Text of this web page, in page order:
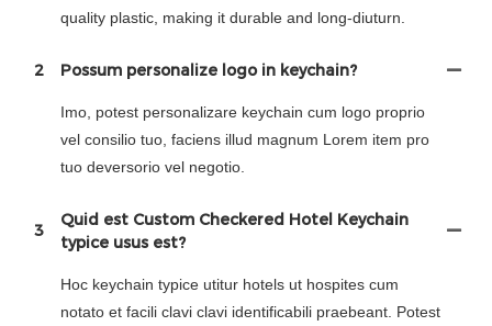
quality plastic, making it durable and long-diuturn.
2 Possum personalize logo in keychain?
Imo, potest personalizare keychain cum logo proprio
vel consilio tuo, faciens illud magnum Lorem item pro
tuo deversorio vel negotio.
3
Quid est Custom Checkered Hotel Keychain
typice usus est?
Hoc keychain typice utitur hotels ut hospites cum
notato et facili clavi clavi identificabili praebeant. Potest